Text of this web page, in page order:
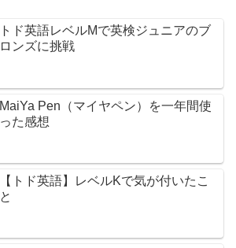
トド英語レベルMで英検ジュニアのブ
ロンズに挑戦
MaiYa Pen（マイヤペン）を一年間使
った感想
【トド英語】レベルKで気が付いたこ
と